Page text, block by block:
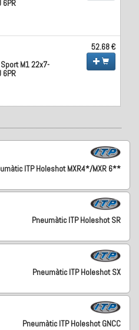
M1 22x7-
52.68 €
ITP Holeshot MXR4*/MXR 6**
Pneumàtic ITP Holeshot SR
Pneumàtic ITP Holeshot SX
Pneumàtic ITP Holeshot GNCC